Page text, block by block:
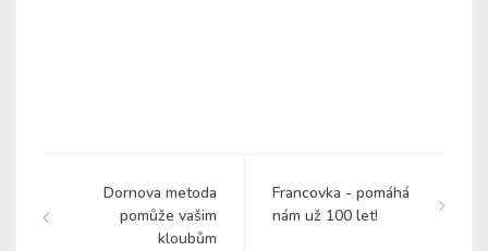
Dornova metoda
pomůže vašim
kloubům
Francovka - pomáhá
nám už 100 let!